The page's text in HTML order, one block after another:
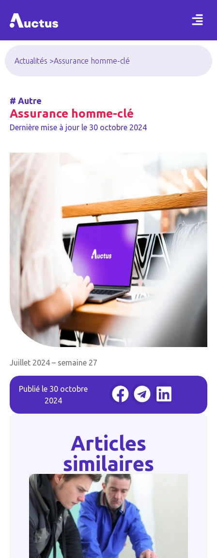
Actualités >Assurance homme-clé
# Autre
Assurance homme-clé
Dernière mise à jour le 30 octobre 2024
Juillet 2024 – semaine 27
Publié le 30 octobre
2024
Articles
similaires